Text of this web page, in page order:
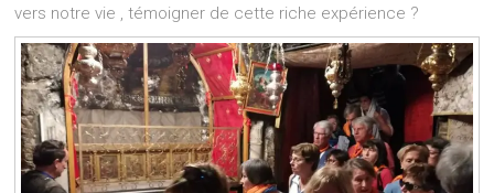
vers notre vie , témoigner de cette riche expérience ?